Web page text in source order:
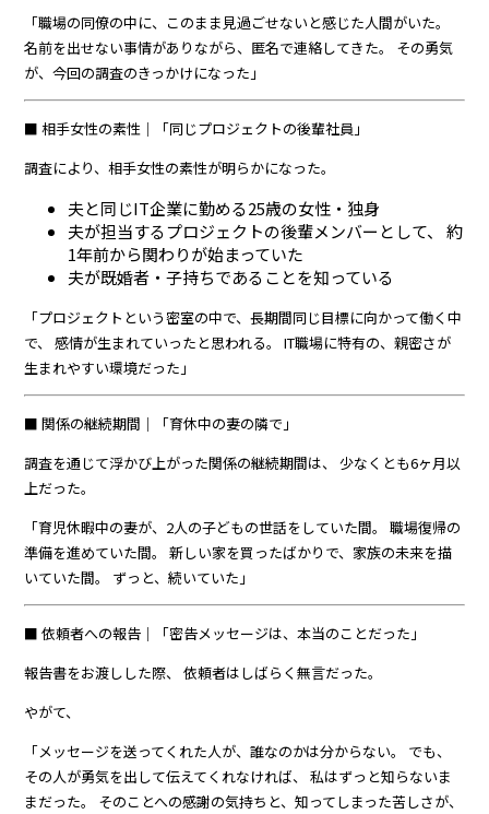
「職場の同僚の中に、このまま見過ごせないと感じた人間がいた。
名前を出せない事情がありながら、匿名で連絡してきた。 その勇気
が、今回の調査のきっかけになった」
■ 相手女性の素性｜「同じプロジェクトの後輩社員」
調査により、相手女性の素性が明らかになった。
夫と同じIT企業に勤める25歳の女性・独身
夫が担当するプロジェクトの後輩メンバーとして、 約
1年前から関わりが始まっていた
夫が既婚者・子持ちであることを知っている
「プロジェクトという密室の中で、長期間同じ目標に向かって働く中
で、 感情が生まれていったと思われる。 IT職場に特有の、親密さが
生まれやすい環境だった」
■ 関係の継続期間｜「育休中の妻の隣で」
調査を通じて浮かび上がった関係の継続期間は、 少なくとも6ヶ月以
上だった。
「育児休暇中の妻が、2人の子どもの世話をしていた間。 職場復帰の
準備を進めていた間。 新しい家を買ったばかりで、家族の未来を描
いていた間。 ずっと、続いていた」
■ 依頼者への報告｜「密告メッセージは、本当のことだった」
報告書をお渡しした際、 依頼者はしばらく無言だった。
やがて、
「メッセージを送ってくれた人が、誰なのかは分からない。 でも、
その人が勇気を出して伝えてくれなければ、 私はずっと知らないま
まだった。 そのことへの感謝の気持ちと、知ってしまった苦しさが、